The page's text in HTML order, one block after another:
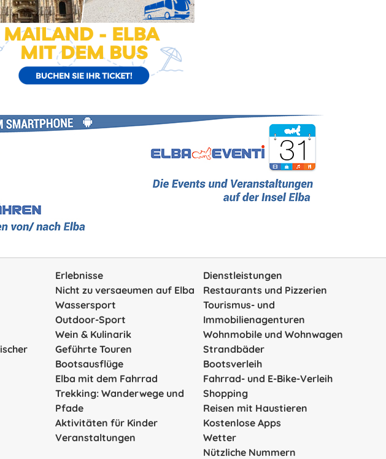
Erlebnisse
Nicht zu versaeumen auf Elba
Wassersport
Outdoor-Sport
Wein & Kulinarik
Geführte Touren
Bootsausflüge
Elba mit dem Fahrrad
Trekking: Wanderwege und
Pfade
Aktivitäten für Kinder
Veranstaltungen
Dienstleistungen
Restaurants und Pizzerien
Tourismus- und
Immobilienagenturen
Wohnmobile und Wohnwagen
Strandbäder
Bootsverleih
Fahrrad- und E-Bike-Verleih
Shopping
Reisen mit Haustieren
Kostenlose Apps
Wetter
Nützliche Nummern